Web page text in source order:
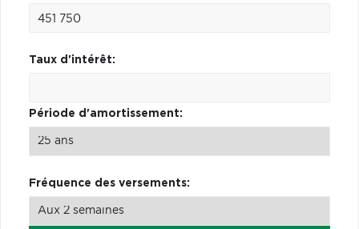
Taux d'intérêt:
Période d'amortissement:
Fréquence des versements: